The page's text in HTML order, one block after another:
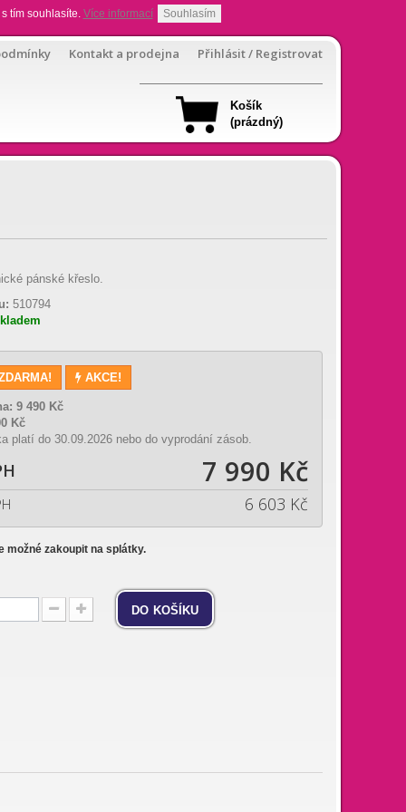
tím souhlasíte. Více informací Souhlasím
Kontakt a prodejna Přihlásit / Registrovat
Košík
(prázdný)
pánské křeslo.
510794
AKCE!
9 490 Kč
Kč
platí do 30.09.2026 nebo do vyprodání zásob.
7 990 Kč
6 603 Kč
možné zakoupit na splátky.
do košíku